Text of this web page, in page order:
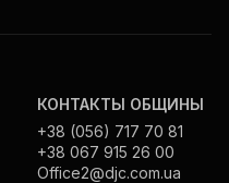
КОНТАКТЫ ОБЩИНЫ
+38 (056) 717 70 81
+38 067 915 26 00
Office2@djc.com.ua